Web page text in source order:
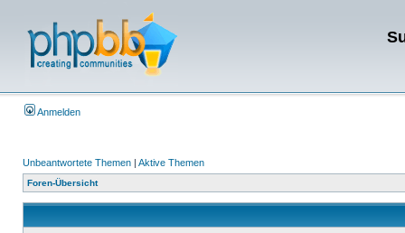
Anmelden
Unbeantwortete Themen | Aktive Themen
Foren-Übersicht